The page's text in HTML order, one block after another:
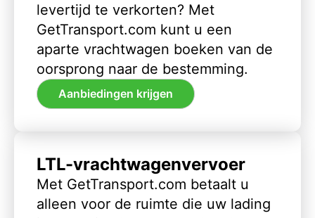
levertijd te verkorten? Met
GetTransport.com kunt u een
aparte vrachtwagen boeken van de
oorsprong naar de bestemming.
Aanbiedingen krijgen
LTL-vrachtwagenvervoer
Met GetTransport.com betaalt u
alleen voor de ruimte die uw lading